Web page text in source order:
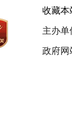
收藏本
主办
政府网